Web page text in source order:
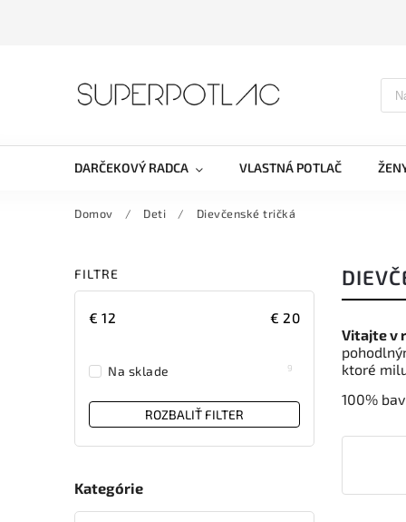
DARČEKOVÝ RADCA VLASTNÁ POTLAČ
Domov / Deti / Dievčenské tričká
FILTRE
€ 12 € 20
Na sklade 9
ROZBALIŤ FILTER
Kategórie
Vitajte v
ktoré
100% b